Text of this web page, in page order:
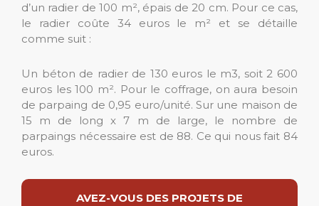
d’un radier de 100 m², épais de 20 cm. Pour ce cas,
le radier coûte 34 euros le m² et se détaille
comme suit :
Un béton de radier de 130 euros le m3, soit 2 600
euros les 100 m². Pour le coffrage, on aura besoin
de parpaing de 0,95 euro/unité. Sur une maison de
15 m de long x 7 m de large, le nombre de
parpaings nécessaire est de 88. Ce qui nous fait 84
euros.
AVEZ-VOUS DES PROJETS DE